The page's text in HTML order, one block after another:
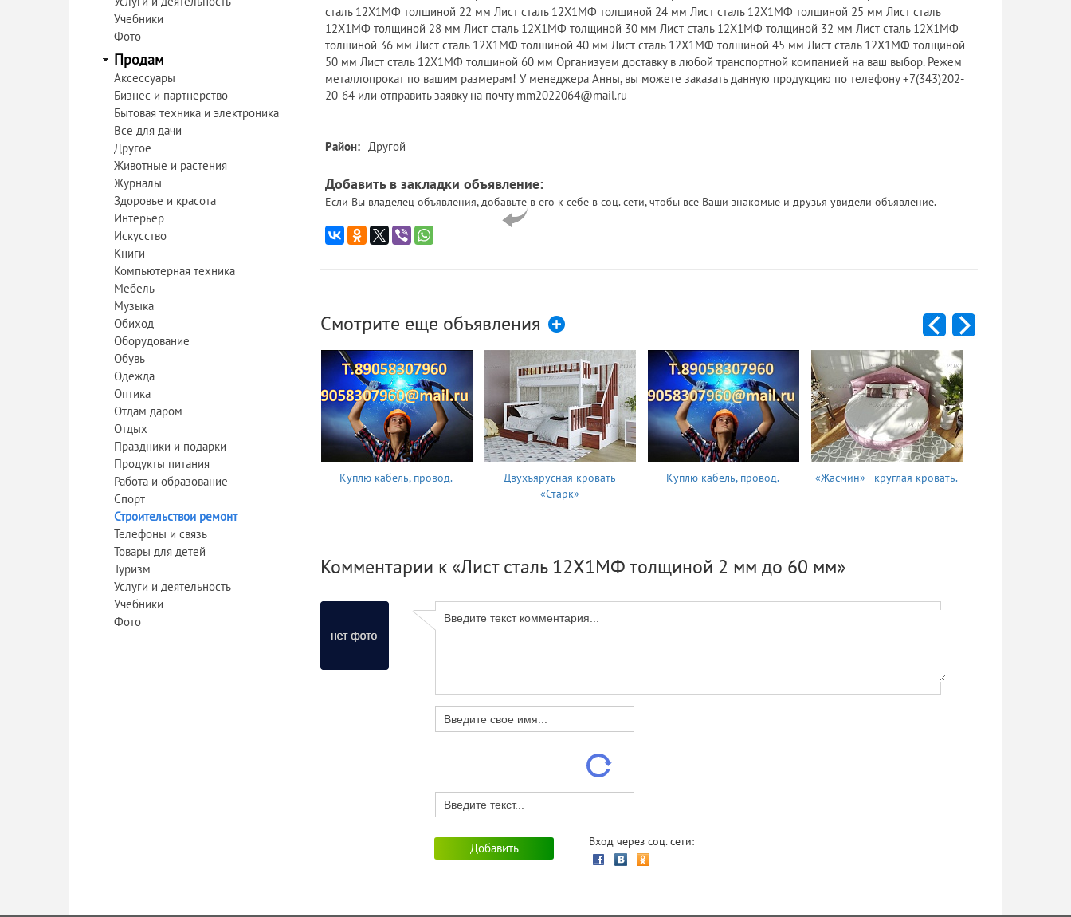
Учебники
Фото
Продам
Аксессуары
Бизнес и партнёрство
Бытовая техника и электроника
Все для дачи
Другое
Животные и растения
Журналы
Здоровье и красота
Интерьер
Искусство
Книги
Компьютерная техника
Мебель
Музыка
Обиход
Оборудование
Обувь
Одежда
Оптика
Отдам даром
Отдых
Праздники и подарки
Продукты питания
Работа и образование
Спорт
Строительствои ремонт
Телефоны и связь
Товары для детей
Туризм
Услуги и деятельность
Учебники
Фото
сталь 12Х1МФ толщиной 22 мм Лист сталь 12Х1МФ толщиной 24 мм Лист сталь 12Х1МФ толщиной 25 мм Лист сталь
12Х1МФ толщиной 28 мм Лист сталь 12Х1МФ толщиной 30 мм Лист сталь 12Х1МФ толщиной 32 мм Лист сталь 12Х1МФ
толщиной 36 мм Лист сталь 12Х1МФ толщиной 40 мм Лист сталь 12Х1МФ толщиной 45 мм Лист сталь 12Х1МФ толщиной
50 мм Лист сталь 12Х1МФ толщиной 60 мм Организуем доставку в любой транспортной компанией на ваш выбор. Режем
металлопрокат по вашим размерам! У менеджера Анны, вы можете заказать данную продукцию по телефону +7(343)202-
20-64 или отправить заявку на почту mm2022064@mail.ru
Район: Другой
Добавить в закладки объявление:
Если Вы владелец объявления, добавьте в его к себе в соц. сети, чтобы все Ваши знакомые и друзья увидели объявление.
Смотрите еще объявления
Куплю кабель, провод.
Двухъярусная кровать
«Старк»
Куплю кабель, провод. «Жасмин» - круглая кровать.
Комментарии к «Лист сталь 12Х1МФ толщиной 2 мм до 60 мм»
Вход через соц. сети: